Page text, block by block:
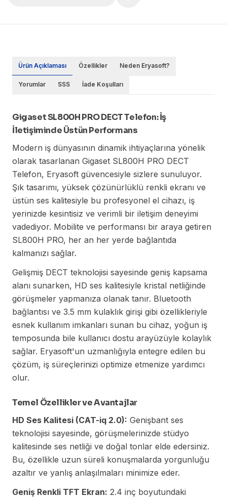
Ürün Açıklaması Özellikler Neden Eryasoft?
Yorumlar SSS İade Koşulları
Gigaset SL800H PRO DECT Telefon: İş
İletişiminde Üstün Performans
Modern iş dünyasının dinamik ihtiyaçlarına yönelik
olarak tasarlanan Gigaset SL800H PRO DECT
Telefon, Eryasoft güvencesiyle sizlere sunuluyor.
Şık tasarımı, yüksek çözünürlüklü renkli ekranı ve
üstün ses kalitesiyle bu profesyonel el cihazı, iş
yerinizde kesintisiz ve verimli bir iletişim deneyimi
vadediyor. Mobilite ve performansı bir araya getiren
SL800H PRO, her an her yerde bağlantıda
kalmanızı sağlar.
Gelişmiş DECT teknolojisi sayesinde geniş kapsama
alanı sunarken, HD ses kalitesiyle kristal netliğinde
görüşmeler yapmanıza olanak tanır. Bluetooth
bağlantısı ve 3.5 mm kulaklık girişi gibi özellikleriyle
esnek kullanım imkanları sunan bu cihaz, yoğun iş
temposunda bile kullanıcı dostu arayüzüyle kolaylık
sağlar. Eryasoft'un uzmanlığıyla entegre edilen bu
çözüm, iş süreçlerinizi optimize etmenize yardımcı
olur.
Temel Özellikler ve Avantajlar
HD Ses Kalitesi (CAT-iq 2.0): Genişbant ses
teknolojisi sayesinde, görüşmelerinizde stüdyo
kalitesinde ses netliği ve doğal tonlar elde edersiniz.
Bu, özellikle uzun süreli konuşmalarda yorgunluğu
azaltır ve yanlış anlaşılmaları minimize eder.
Geniş Renkli TFT Ekran: 2.4 inç boyutundaki